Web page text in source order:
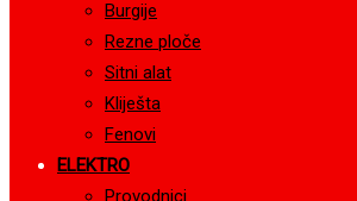
Burgije
Rezne ploče
Sitni alat
Kliješta
Fenovi
ELEKTRO
Provodnici